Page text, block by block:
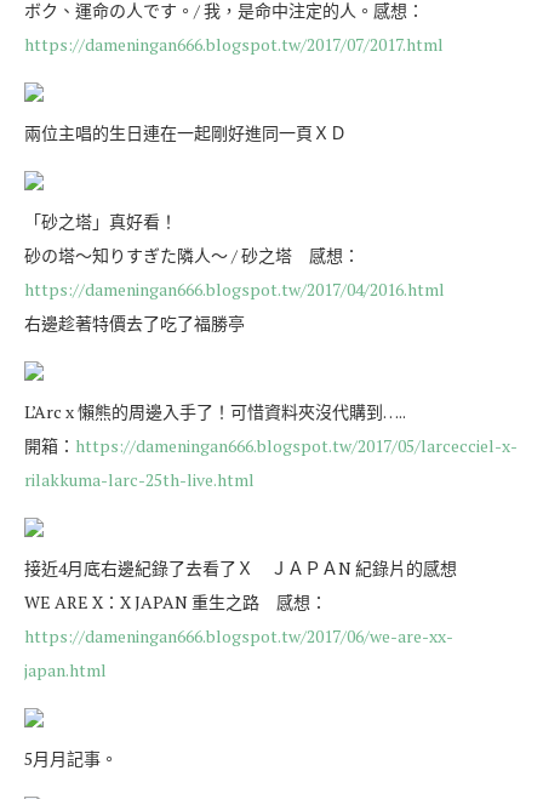
ボク、運命の人です。/ 我，是命中注定的人。感想：
https://dameningan666.blogspot.tw/2017/07/2017.html
兩位主唱的生日連在一起剛好進同一頁ＸＤ
「砂之塔」真好看！
砂の塔～知りすぎた隣人～ / 砂之塔 感想：
https://dameningan666.blogspot.tw/2017/04/2016.html
右邊趁著特價去了吃了福勝亭
L’Arc x 懶熊的周邊入手了！可惜資料夾沒代購到…..
開箱： https://dameningan666.blogspot.tw/2017/05/larcecciel-x-
rilakkuma-larc-25th-live.html
接近4月底右邊紀錄了去看了Ｘ ＪＡＰＡN 紀錄片的感想
WE ARE X：X JAPAN 重生之路 感想：
https://dameningan666.blogspot.tw/2017/06/we-are-xx-
japan.html
5月月記事。